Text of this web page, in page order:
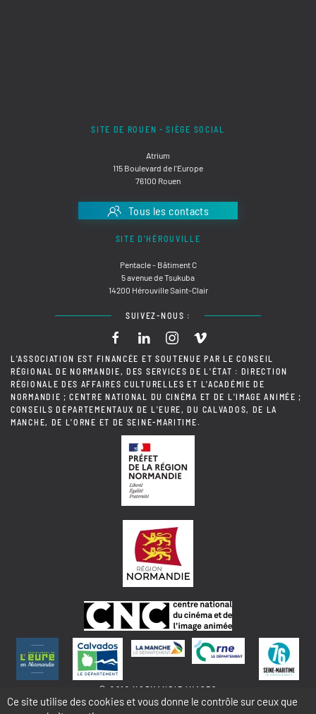
SITE DE ROUEN - SIÈGE SOCIAL
Atrium
115 Boulevard de l'Europe
76100 Rouen
Tous les contacts
SITE D'HÉROUVILLE
Pentacle - Bâtiment C
5 avenue de Tsukuba
14200 Hérouville Saint-Clair
SUIVEZ-NOUS :
L'ASSOCIATION EST FINANCÉE ET SOUTENUE PAR LE CONSEIL
RÉGIONAL DE NORMANDIE, DES SERVICES DE L'ÉTAT : DIRECTION
RÉGIONALE DES AFFAIRES CULTURELLES ET L'ACADÉMIE DE
NORMANDIE ; CENTRE NATIONAL DU CINÉMA ET DE L'IMAGE ANIMÉE ;
CONSEILS DÉPARTEMENTAUX DE L'EURE, DU CALVADOS, DE LA
MANCHE, DE L'ORNE ET DE SEINE-MARITIME.
© 2018 NORMANDIE IMAGES
Ce site utilise des cookies et vous donne le contrôle sur ceux que